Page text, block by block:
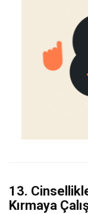
13.
Kırmaya